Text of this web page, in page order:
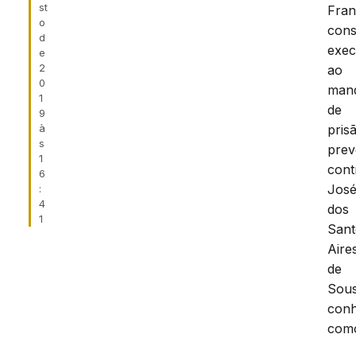
st
o
d
e
2
0
1
9
à
s
1
6
:
4
1
ao
de
dos
de